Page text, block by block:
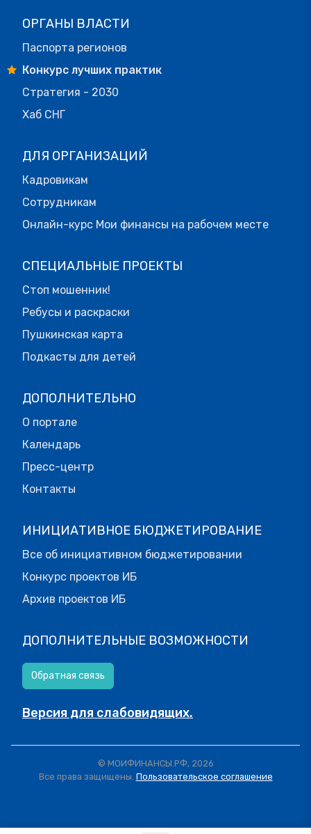
ОРГАНЫ ВЛАСТИ
Паспорта регионов
Конкурс лучших практик
Стратегия - 2030
Хаб СНГ
ДЛЯ ОРГАНИЗАЦИЙ
Кадровикам
Сотрудникам
Онлайн-курс Мои финансы на рабочем месте
СПЕЦИАЛЬНЫЕ ПРОЕКТЫ
Стоп мошенник!
Ребусы и раскраски
Пушкинская карта
Подкасты для детей
ДОПОЛНИТЕЛЬНО
О портале
Календарь
Пресс-центр
Контакты
ИНИЦИАТИВНОЕ БЮДЖЕТИРОВАНИЕ
Все об инициативном бюджетировании
Конкурс проектов ИБ
Архив проектов ИБ
ДОПОЛНИТЕЛЬНЫЕ ВОЗМОЖНОСТИ
Обратная связь
Версия для слабовидящих.
© МОИФИНАНСЫ.РФ, 2026
Все права защищены. Пользовательское соглашение